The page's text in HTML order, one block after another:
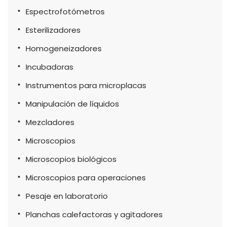
Espectrofotómetros
Esterilizadores
Homogeneizadores
Incubadoras
Instrumentos para microplacas
Manipulación de líquidos
Mezcladores
Microscopios
Microscopios biológicos
Microscopios para operaciones
Pesaje en laboratorio
Planchas calefactoras y agitadores